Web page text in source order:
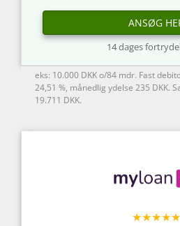
ANSØG
14 dages
eks: 10.000 DKK o/84 mdr. Fast
24,51 %, månedlig ydelse 235 DKK.
19.711 DKK.
★★★★★